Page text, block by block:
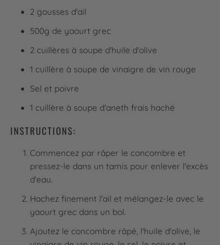
2 gousses d'ail
500g de yaourt grec
2 cuillères à soupe d'huile d'olive
1 cuillère à soupe de vinaigre de vin rouge
Sel et poivre
1 cuillère à soupe d'aneth frais haché
INSTRUCTIONS:
Commencez par râper le concombre et
pressez-le dans un tamis pour enlever l'excès
d'eau.
Hachez finement l'ail et mélangez-le avec le
yaourt grec dans un bol.
Ajoutez le concombre râpé, l'huile d'olive, le